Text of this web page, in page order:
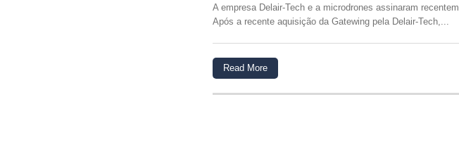
A empresa Delair-Tech e a microdrones assinaram
Após a recente aquisição da Gatewing pela Delair-Tech,...
Read More